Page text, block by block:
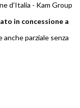
d'Italia - Kam Group
in concessione a
parziale senza